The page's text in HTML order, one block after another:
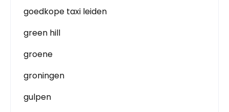
goedkope taxi leiden
green hill
groene
groningen
gulpen